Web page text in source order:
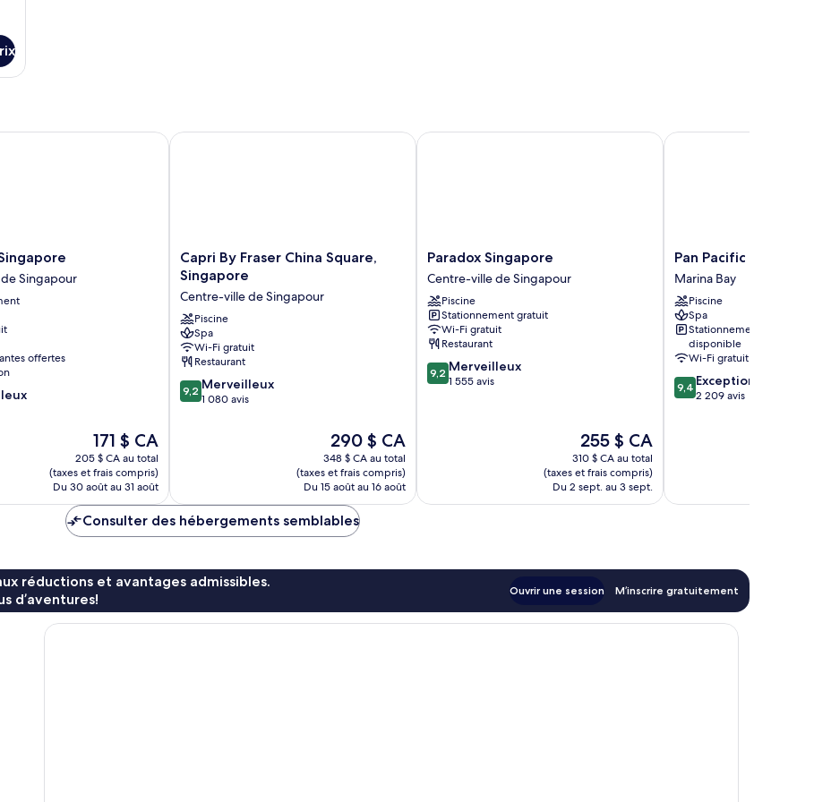
Singapour
offertes
Le
prix
est
de
171 $ CA
171 $ CA
205 $ CA au total
(taxes et frais compris)
Du 30 août au 31 août
Capri
By
Fraser
China
Square,
Singapore
Centre-
ville
de
Singapour
Capri By Fraser China Square,
Singapore
Centre-ville de Singapour
Piscine
Spa
Wi-Fi gratuit
Restaurant
9.2
sur
9,2 Merveilleux
1 080 avis
Le
prix
est
de
290 $ CA
290 $ CA
348 $ CA au total
(taxes et frais compris)
Du 15 août au 16 août
Capri By Fraser China Square, Singapore
Paradox
Singapore
Centre-
ville
de
Singapour
Paradox Singapore
Centre-ville de Singapour
Piscine
Stationnement gratuit
Wi-Fi gratuit
Restaurant
9.2
sur
9,2 Merveilleux
1 555 avis
Le
prix
est
de
255 $ CA
255 $ CA
310 $ CA au total
(taxes et frais compris)
Du 2 sept. au 3 sept.
Paradox Singapore
Pan
Pacific
Singapore
Marina
Bay
Pan Pacific
Marina Bay
Piscine
Spa
Stationnement
disponible
Wi-Fi gratuit
9.4
sur
9,4 Exceptionnel
2 209 avis
Pan Pacific Singapore
Consulter des hébergements semblables
réductions et avantages admissibles.
d’aventures!
Ouvrir une session M’inscrire gratuitement